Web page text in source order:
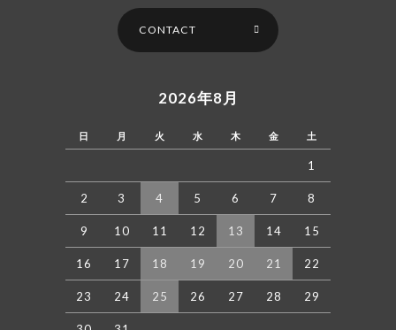
CONTACT
2026年8月
日 月 火 水 木 金 土
1
2 3 4 5 6 7 8
9 10 11 12 13 14 15
16 17 18 19 20 21 22
23 24 25 26 27 28 29